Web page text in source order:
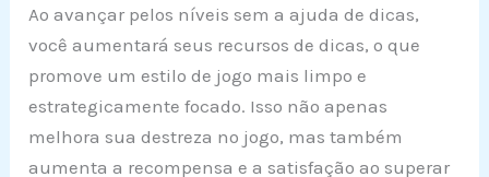
Ao avançar pelos níveis sem a ajuda de dicas,
você aumentará seus recursos de dicas, o que
promove um estilo de jogo mais limpo e
estrategicamente focado. Isso não apenas
melhora sua destreza no jogo, mas também
aumenta a recompensa e a satisfação ao superar